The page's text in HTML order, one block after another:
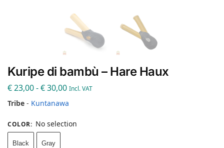
Kuripe di bambù – Hare Haux
€23,00-€30,00 Incl. VAT
Tribe - Kuntanawa
COLOR: No selection
Black Gray